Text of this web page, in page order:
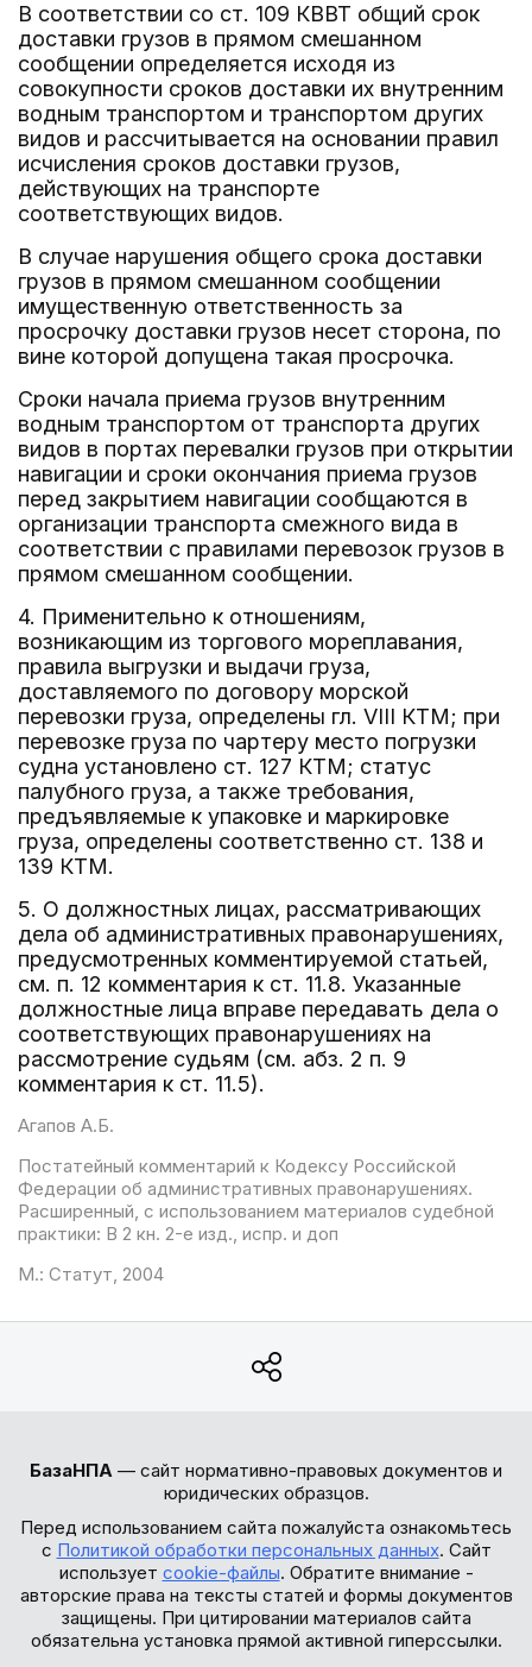
В соответствии со ст. 109 КВВТ общий срок
доставки грузов в прямом смешанном
сообщении определяется исходя из
совокупности сроков доставки их внутренним
водным транспортом и транспортом других
видов и рассчитывается на основании правил
исчисления сроков доставки грузов,
действующих на транспорте
соответствующих видов.
В случае нарушения общего срока доставки
грузов в прямом смешанном сообщении
имущественную ответственность за
просрочку доставки грузов несет сторона, по
вине которой допущена такая просрочка.
Сроки начала приема грузов внутренним
водным транспортом от транспорта других
видов в портах перевалки грузов при открытии
навигации и сроки окончания приема грузов
перед закрытием навигации сообщаются в
организации транспорта смежного вида в
соответствии с правилами перевозок грузов в
прямом смешанном сообщении.
4. Применительно к отношениям,
возникающим из торгового мореплавания,
правила выгрузки и выдачи груза,
доставляемого по договору морской
перевозки груза, определены гл. VIII КТМ; при
перевозке груза по чартеру место погрузки
судна установлено ст. 127 КТМ; статус
палубного груза, а также требования,
предъявляемые к упаковке и маркировке
груза, определены соответственно ст. 138 и
139 КТМ.
5. О должностных лицах, рассматривающих
дела об административных правонарушениях,
предусмотренных комментируемой статьей,
см. п. 12 комментария к ст. 11.8. Указанные
должностные лица вправе передавать дела о
соответствующих правонарушениях на
рассмотрение судьям (см. абз. 2 п. 9
комментария к ст. 11.5).
Агапов А.Б.
Постатейный комментарий к Кодексу Российской
Федерации об административных правонарушениях.
Расширенный, с использованием материалов судебной
практики: В 2 кн. 2-е изд., испр. и доп
М.: Статут, 2004
БазаНПА — сайт нормативно-правовых документов и
юридических образцов.
Перед использованием сайта пожалуйста ознакомьтесь
с Политикой обработки персональных данных. Сайт
использует cookie-файлы. Обратите внимание -
авторские права на тексты статей и формы документов
защищены. При цитировании материалов сайта
обязательна установка прямой активной гиперссылки.